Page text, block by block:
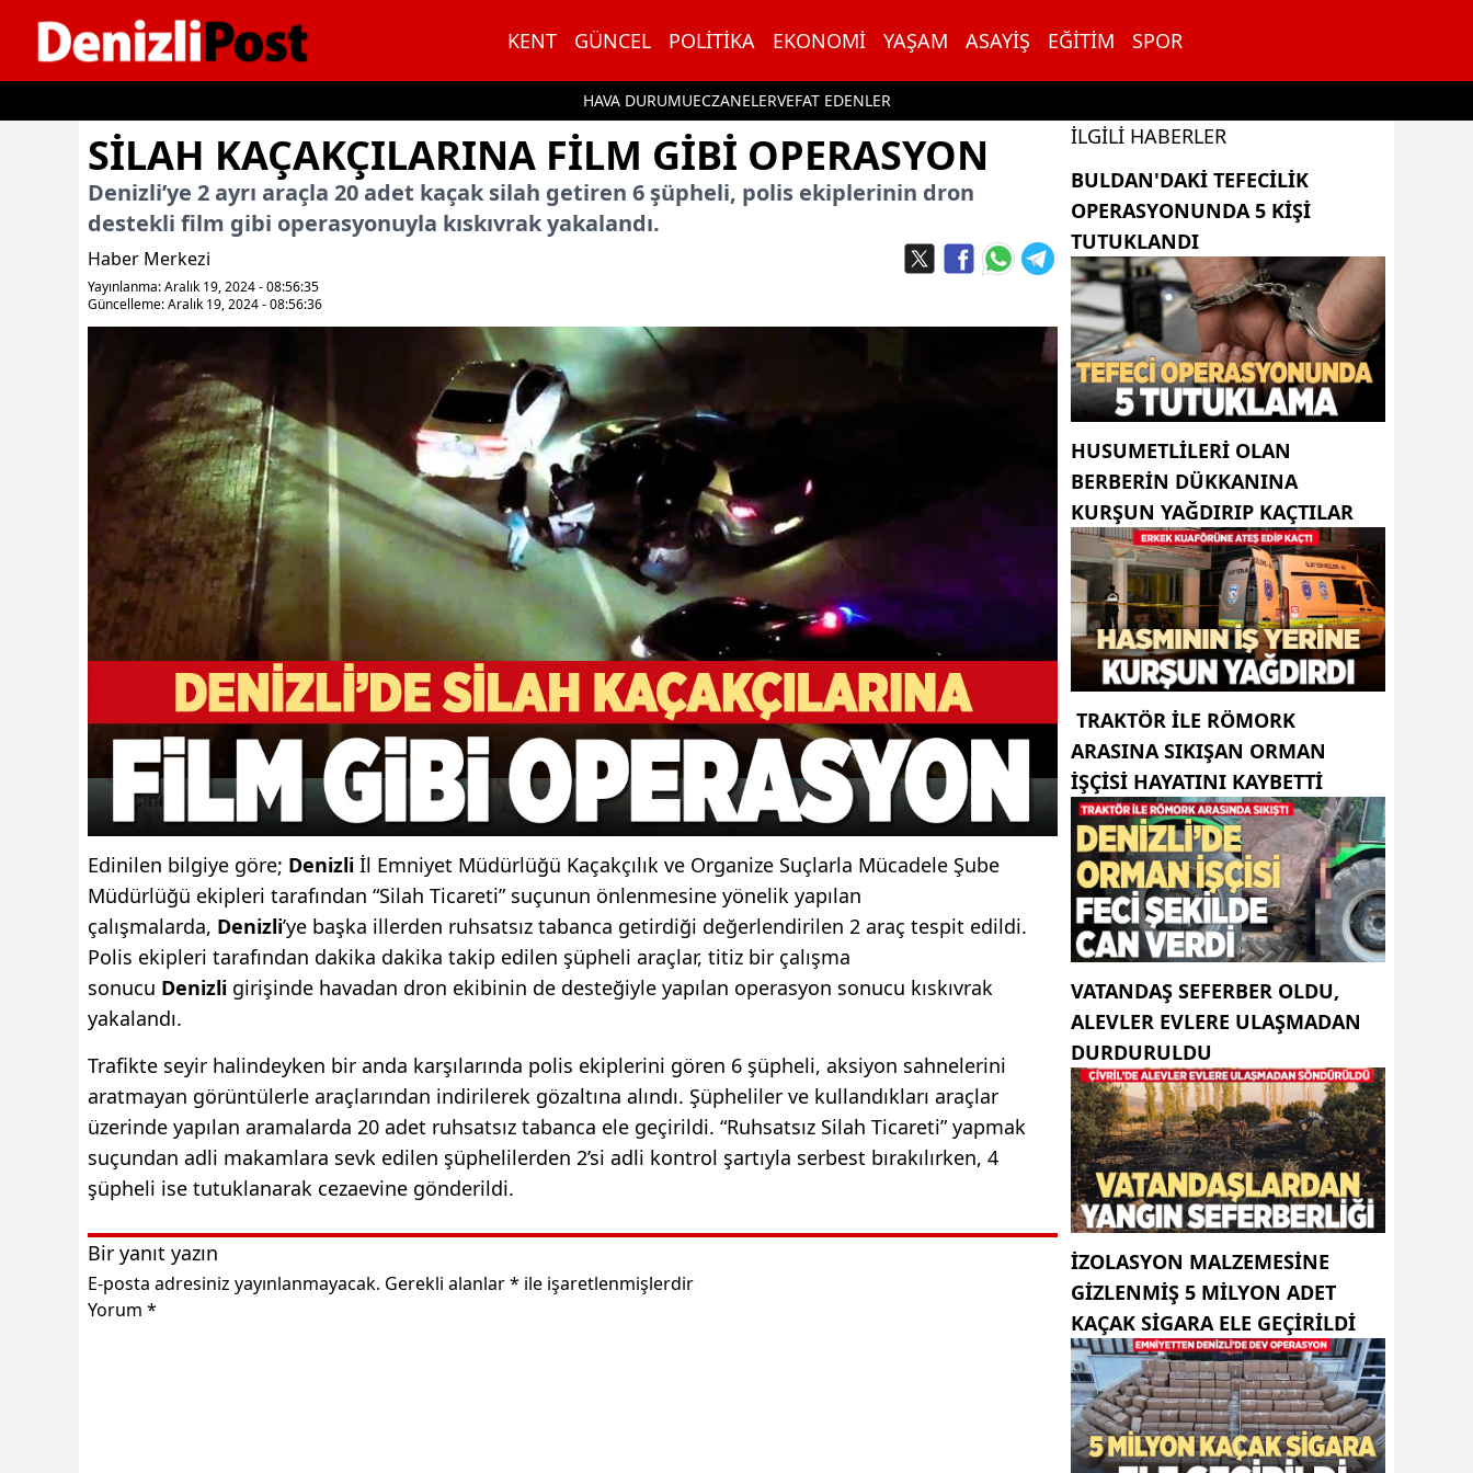
KENT GÜNCEL POLITIKA EKONOMI YAŞAM ASAYIŞ EĞITIM SPOR
HAVA DURUMUECZANELERVEFAT EDENLER
İçeriğe geç
SILAH KAÇAKÇILARINA FILM GIBI OPERASYON
Denizli’ye 2 ayrı araçla 20 adet kaçak silah getiren 6 şüpheli, polis ekiplerinin dron
destekli film gibi operasyonuyla kıskıvrak yakalandı.
Haber Merkezi
Yayınlanma: Aralık 19, 2024 - 08:56:35
Güncelleme: Aralık 19, 2024 - 08:56:36
Edinilen bilgiye göre; Denizli İl Emniyet Müdürlüğü Kaçakçılık ve Organize Suçlarla Mücadele Şube
Müdürlüğü ekipleri tarafından “Silah Ticareti” suçunun önlenmesine yönelik yapılan
çalışmalarda, Denizli’ye başka illerden ruhsatsız tabanca getirdiği değerlendirilen 2 araç tespit edildi.
Polis ekipleri tarafından dakika dakika takip edilen şüpheli araçlar, titiz bir çalışma
sonucu Denizli girişinde havadan dron ekibinin de desteğiyle yapılan operasyon sonucu kıskıvrak
yakalandı.
Trafikte seyir halindeyken bir anda karşılarında polis ekiplerini gören 6 şüpheli, aksiyon sahnelerini
aratmayan görüntülerle araçlarından indirilerek gözaltına alındı. Şüpheliler ve kullandıkları araçlar
üzerinde yapılan aramalarda 20 adet ruhsatsız tabanca ele geçirildi. “Ruhsatsız Silah Ticareti” yapmak
suçundan adli makamlara sevk edilen şüphelilerden 2’si adli kontrol şartıyla serbest bırakılırken, 4
şüpheli ise tutuklanarak cezaevine gönderildi.
Bir yanıt yazın
E-posta adresiniz yayınlanmayacak. Gerekli alanlar* ile işaretlenmişlerdir
Yorum *
İLGILI HABERLER
BULDAN'DAKI TEFECILIK
OPERASYONUNDA 5 KIŞI
TUTUKLANDI
HUSUMETLILERI OLAN
BERBERIN DÜKKANINA
KURŞUN YAĞDIRIP KAÇTILAR
TRAKTÖR ILE RÖMORK
ARASINA SIKIŞAN ORMAN
IŞÇISI HAYATINI KAYBETTI
VATANDAŞ SEFERBER OLDU,
ALEVLER EVLERE ULAŞMADAN
DURDURULDU
İZOLASYON MALZEMESINE
GIZLENMIŞ 5 MILYON ADET
KAÇAK SIGARA ELE GEÇIRILDI